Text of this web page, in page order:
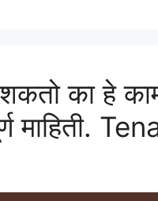
का हे
माहिती.